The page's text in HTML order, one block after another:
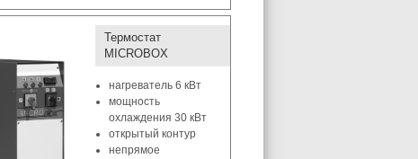
Термостат
MICROBOX
нагреватель 6 кВт
мощность
охлаждения 30 кВт
открытый контур
непрямое